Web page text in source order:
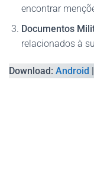
encontrar
Documentos
relacionados à
Download: Android |